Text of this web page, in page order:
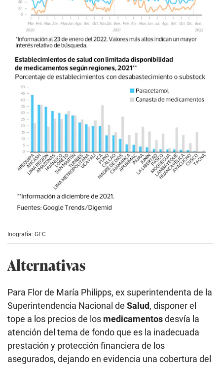
Inografía: GEC
Alternativas
Para Flor de María Philipps, ex superintendenta de la
Superintendencia Nacional de Salud, disponer el
tope a los precios de los medicamentosdesvía la
atención del tema de fondo que es la inadecuada
prestación y protección financiera de los
asegurados, dejando en evidencia una cobertura del